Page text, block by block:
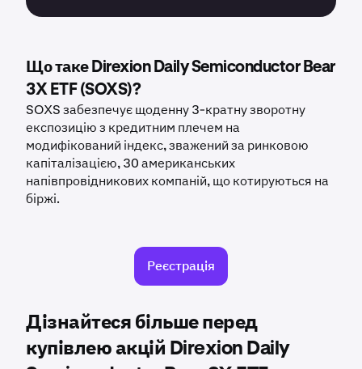
Що таке Direxion Daily Semiconductor Bear
3X ETF (SOXS)?
SOXS забезпечує щоденну 3-кратну зворотну
експозицію з кредитним плечем на
модифікований індекс, зважений за ринковою
капіталізацією, 30 американських
напівпровідникових компаній, що котируються на
біржі.
Реєстрація
Дізнайтеся більше перед
купівлею акцій Direxion Daily